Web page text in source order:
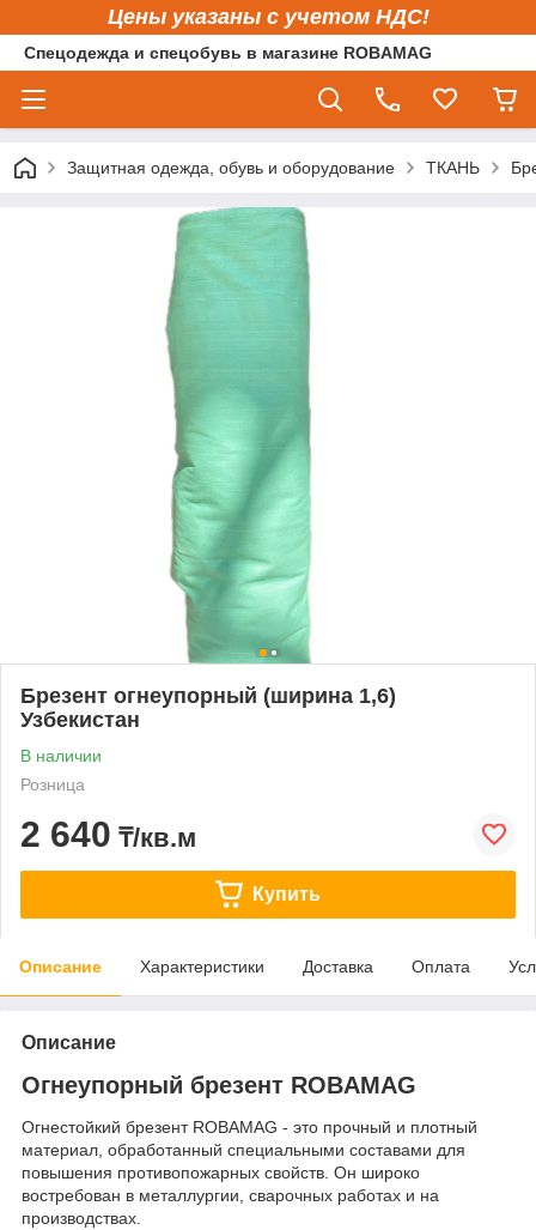
Цены указаны с учетом НДС!
Спецодежда и спецобувь в магазине ROBAMAG
Защитная одежда, обувь и оборудование ТКАНЬ
Брезент огнеупорный (ширина 1,6)
Узбекистан
В наличии
Розница
2 640 ₸/кв.м
Купить
Описание Характеристики Доставка Оплата
Описание
Огнеупорный брезент ROBAMAG
Огнестойкий брезент ROBAMAG - это прочный и плотный
материал, обработанный специальными составами для
повышения противопожарных свойств. Он широко
востребован в металлургии, сварочных работах и на
производствах.